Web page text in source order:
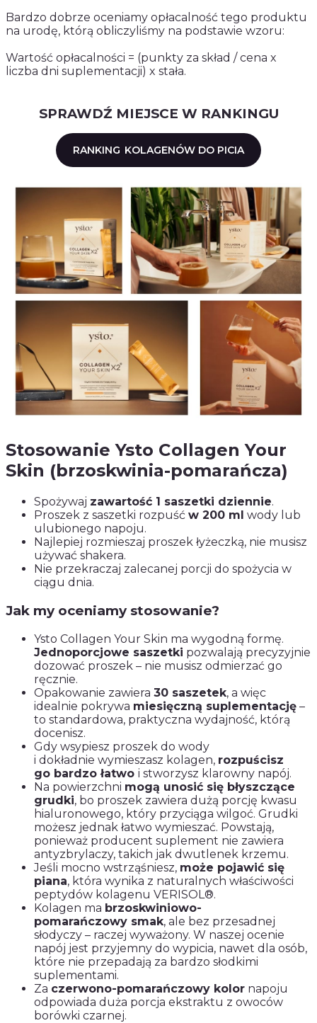
Bardzo dobrze oceniamy opłacalność tego produktu
na urodę, którą obliczyliśmy na podstawie wzoru:
Wartość opłacalności = (punkty za skład / cena x
liczba dni suplementacji) x stała.
SPRAWDŹ MIEJSCE W RANKINGU
RANKING KOLAGENÓW DO PICIA
Stosowanie Ysto Collagen Your
Skin (brzoskwinia-pomarańcza)
Spożywaj zawartość 1 saszetki dziennie.
Proszek z saszetki rozpuść w 200 ml wody lub
ulubionego napoju.
Najlepiej rozmieszaj proszek łyżeczką, nie musisz
używać shakera.
Nie przekraczaj zalecanej porcji do spożycia w
ciągu dnia.
Jak my oceniamy stosowanie?
Ysto Collagen Your Skin ma wygodną formę.
Jednoporcjowe saszetki pozwalają precyzyjnie
dozować proszek – nie musisz odmierzać go
ręcznie.
Opakowanie zawiera 30 saszetek, a więc
idealnie pokrywa miesięczną suplementację –
to standardowa, praktyczna wydajność, którą
docenisz.
Gdy wsypiesz proszek do wody
i dokładnie wymieszasz kolagen, rozpuścisz
go bardzo łatwo i stworzysz klarowny napój.
Na powierzchni mogą unosić się błyszczące
grudki, bo proszek zawiera dużą porcję kwasu
hialuronowego, który przyciąga wilgoć. Grudki
możesz jednak łatwo wymieszać. Powstają,
ponieważ producent suplement nie zawiera
antyzbrylaczy, takich jak dwutlenek krzemu.
Jeśli mocno wstrząśniesz, może pojawić się
piana, która wynika z naturalnych właściwości
peptydów kolagenu VERISOL®.
Kolagen ma brzoskwiniowo-
pomarańczowy smak, ale bez przesadnej
słodyczy – raczej wyważony. W naszej ocenie
napój jest przyjemny do wypicia, nawet dla osób,
które nie przepadają za bardzo słodkimi
suplementami.
Za czerwono-pomarańczowy kolor napoju
odpowiada duża porcja ekstraktu z owoców
borówki czarnej.